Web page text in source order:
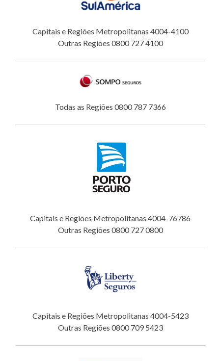
Capitais e Regiões Metropolitanas 4004-4100
Outras Regiões 0800 727 4100
Todas as Regiões 0800 787 7366
Capitais e Regiões Metropolitanas 4004-76786
Outras Regiões 0800 727 0800
Capitais e Regiões Metropolitanas 4004-5423
Outras Regiões 0800 709 5423